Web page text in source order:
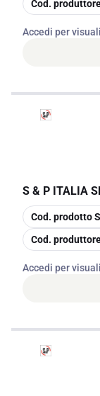
Cod.
Accedi per
S & P ITALIA
copia
Cod. prodotto
copia
Cod.
Accedi per